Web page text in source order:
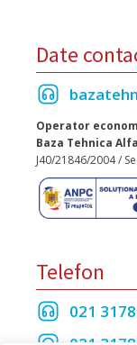
Date
Operator
Baza Tehnica
J40/21846/2004 /
Telefon
021